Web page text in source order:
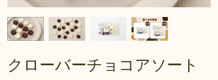
クローバーチョコアソート